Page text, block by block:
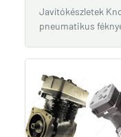
Javítókészletek
pneumatikus